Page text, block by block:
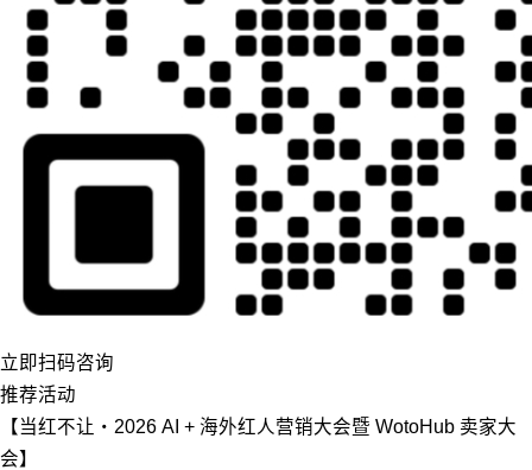
立即扫码咨询
推荐活动
【当红不让・2026 AI + 海外红人营销大会暨 WotoHub 卖家大
会】